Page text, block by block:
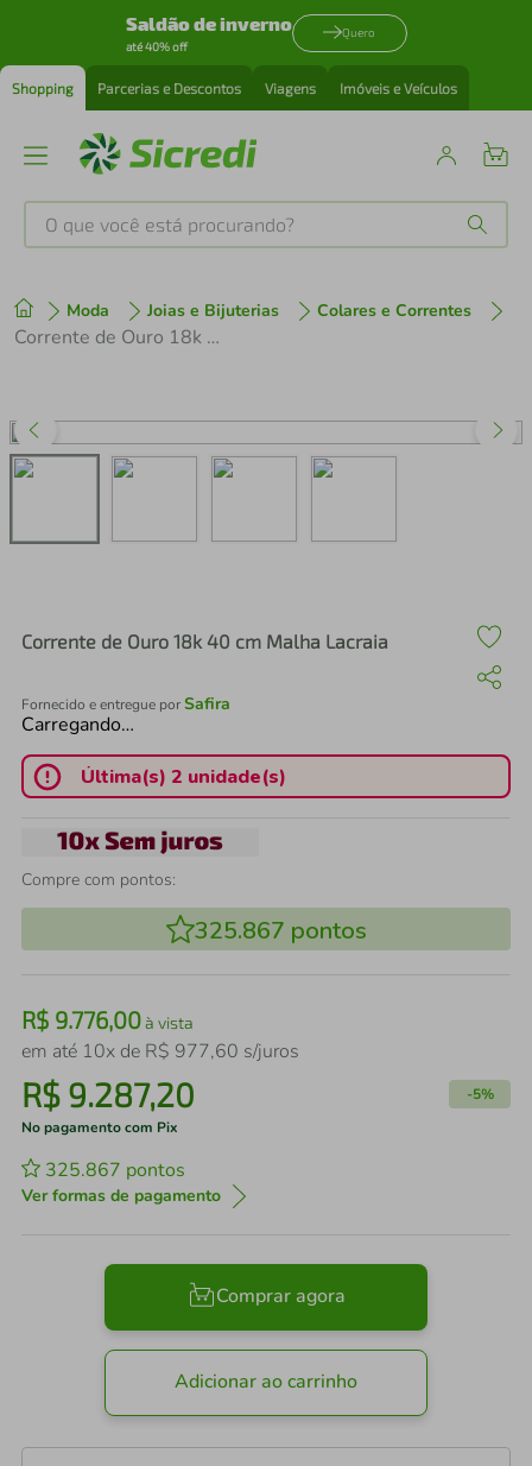
Saldão de inverno
até 40% off
Quero
Shopping Parcerias e Descontos Viagens Imóveis e Veículos
O que você está procurando?
Moda Joias e Bijuterias Colares e Correntes
Corrente de Ouro 18k 40 cm Malha Lacraia
Corrente de Ouro 18k 40 cm Malha Lacraia
Fornecido e entregue porSafira
Carregando…
Última(s) 2 unidade(s)
Compre com pontos:
325.867 pontos
R$ 9.776,00à vista
em até 10x de R$ 977,60 s/juros
R$ 9.287,20 -5%
No pagamento com Pix
325.867 pontos
Ver formas de pagamento
Comprar agora
Adicionar ao carrinho
1º tenis
perfume